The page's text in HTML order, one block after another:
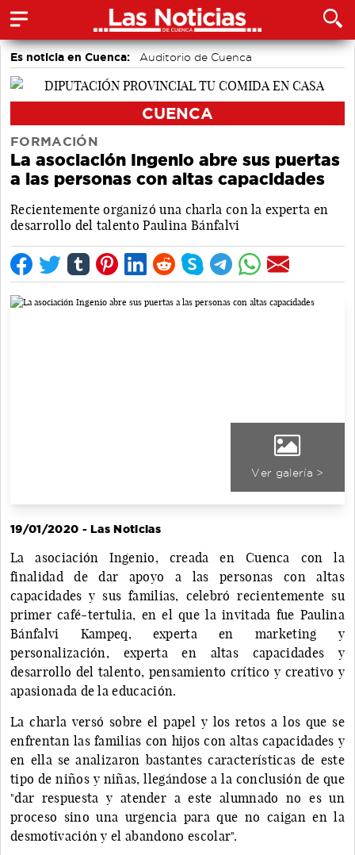
Es noticia en Cuenca: Auditorio de Cuenca
CUENCA
FORMACIÓN
La asociación Ingenio abre sus puertas
a las personas con altas capacidades
Recientemente organizó una charla con la experta en
desarrollo del talento Paulina Bánfalvi
Ver galería >
19/01/2020 - Las Noticias
La asociación Ingenio, creada en Cuenca con la
finalidad de dar apoyo a las personas con altas
capacidades y sus familias, celebró recientemente su
primer café-tertulia, en el que la invitada fue Paulina
Bánfalvi Kampeq, experta en marketing y
personalización, experta en altas capacidades y
desarrollo del talento, pensamiento crítico y creativo y
apasionada de la educación.
La charla versó sobre el papel y los retos a los que se
enfrentan las familias con hijos con altas capacidades y
en ella se analizaron bastantes características de este
tipo de niños y niñas, llegándose a la conclusión de que
"dar respuesta y atender a este alumnado no es un
proceso sino una urgencia para que no caigan en la
desmotivación y el abandono escolar".